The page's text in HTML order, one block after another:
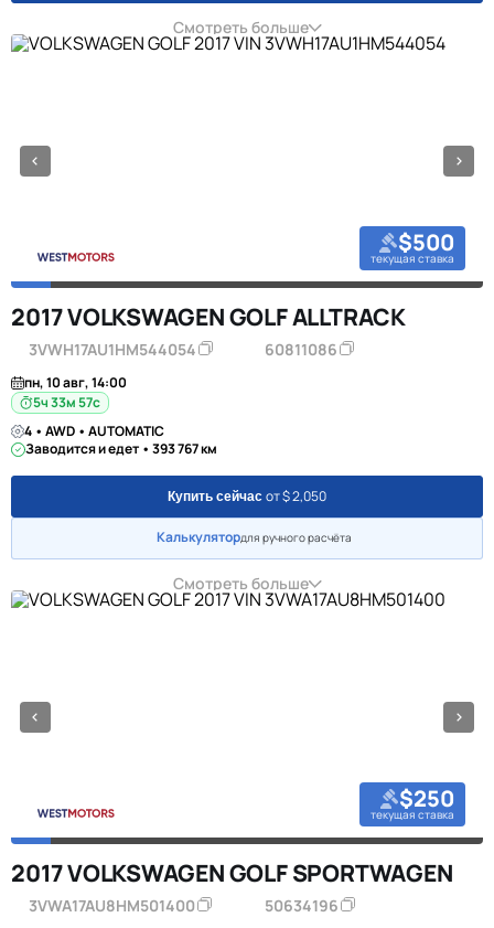
Смотреть больше
$500
текущая ставка
2017 VOLKSWAGEN GOLF ALLTRACK
3VWH17AU1HM544054 60811086
пн, 10 авг, 14:00
5ч 33м 57с
4 • AWD • AUTOMATIC
Заводится и едет • 393 767 км
Купить сейчас от $ 2,050
Калькулятордля ручного расчёта
Смотреть больше
$250
текущая ставка
2017 VOLKSWAGEN GOLF SPORTWAGEN
3VWA17AU8HM501400 50634196